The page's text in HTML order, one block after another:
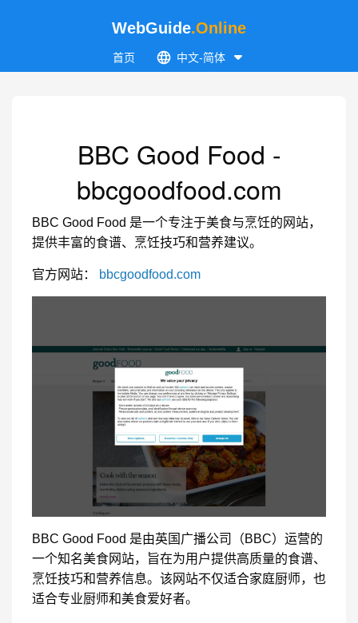
WebGuide.Online
首页 中文-简体
BBC Good Food -
bbcgoodfood.com
BBC Good Food 是一个专注于美食与烹饪的网站，
提供丰富的食谱、烹饪技巧和营养建议。
官方网站： bbcgoodfood.com
BBC Good Food 是由英国广播公司（BBC）运营的
一个知名美食网站，旨在为用户提供高质量的食谱、
烹饪技巧和营养信息。该网站不仅适合家庭厨师，也
适合专业厨师和美食爱好者。